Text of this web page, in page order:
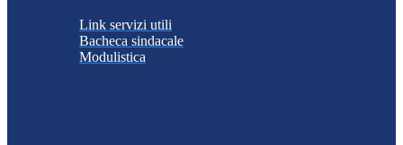
Link servizi utili
Bacheca sindacale
Modulistica